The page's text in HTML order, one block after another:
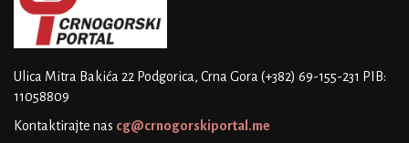
Ulica Mitra Bakića 22 Podgorica, Crna Gora (+382) 69-155-231 PIB:
11058809
Kontaktirajte nas cg@crnogorskiportal.me